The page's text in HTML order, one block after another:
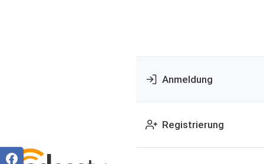
Anmeldung
Registrierung